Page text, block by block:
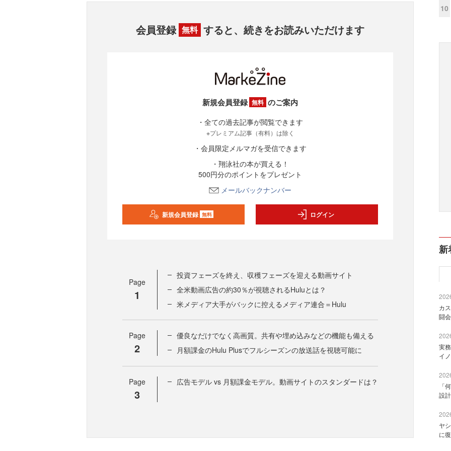
会員登録 無料 すると、続きをお読みいただけます
新規会員登録 無料 のご案内
・全ての過去記事が閲覧できます
※プレミアム記事（有料）は除く
・会員限定メルマガを受信できます
・翔泳社の本が買える！
500円分のポイントをプレゼント
メールバックナンバー
新規会員登録 無料 ログイン
Page
1
投資フェーズを終え、収穫フェーズを迎える動画サイト
全米動画広告の約30％が視聴されるHuluとは？
米メディア大手がバックに控えるメディア連合＝Hulu
Page
2
優良なだけでなく高画質。共有や埋め込みなどの機能も備える
月額課金のHulu Plusでフルシーズンの放送話を視聴可能に
Page
3
広告モデル vs 月額課金モデル。動画サイトのスタンダードは？
10
新
カ
闘
実
イ
「
設
ヤ
に